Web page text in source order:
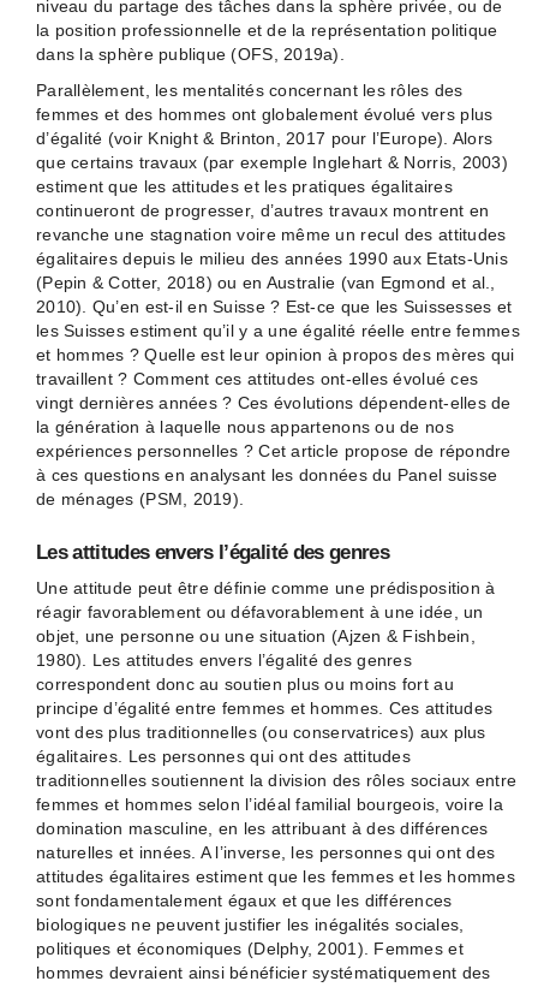
niveau du partage des tâches dans la sphère privée, ou de
la position professionnelle et de la représentation politique
dans la sphère publique (OFS, 2019a).
Parallèlement, les mentalités concernant les rôles des
femmes et des hommes ont globalement évolué vers plus
d’égalité (voir Knight & Brinton, 2017 pour l’Europe). Alors
que certains travaux (par exemple Inglehart & Norris, 2003)
estiment que les attitudes et les pratiques égalitaires
continueront de progresser, d’autres travaux montrent en
revanche une stagnation voire même un recul des attitudes
égalitaires depuis le milieu des années 1990 aux Etats-Unis
(Pepin & Cotter, 2018) ou en Australie (van Egmond et al.,
2010). Qu’en est-il en Suisse ? Est-ce que les Suissesses et
les Suisses estiment qu’il y a une égalité réelle entre femmes
et hommes ? Quelle est leur opinion à propos des mères qui
travaillent ? Comment ces attitudes ont-elles évolué ces
vingt dernières années ? Ces évolutions dépendent-elles de
la génération à laquelle nous appartenons ou de nos
expériences personnelles ? Cet article propose de répondre
à ces questions en analysant les données du Panel suisse
de ménages (PSM, 2019).
Les attitudes envers l’égalité des genres
Une attitude peut être définie comme une prédisposition à
réagir favorablement ou défavorablement à une idée, un
objet, une personne ou une situation (Ajzen & Fishbein,
1980). Les attitudes envers l’égalité des genres
correspondent donc au soutien plus ou moins fort au
principe d’égalité entre femmes et hommes. Ces attitudes
vont des plus traditionnelles (ou conservatrices) aux plus
égalitaires. Les personnes qui ont des attitudes
traditionnelles soutiennent la division des rôles sociaux entre
femmes et hommes selon l’idéal familial bourgeois, voire la
domination masculine, en les attribuant à des différences
naturelles et innées. A l’inverse, les personnes qui ont des
attitudes égalitaires estiment que les femmes et les hommes
sont fondamentalement égaux et que les différences
biologiques ne peuvent justifier les inégalités sociales,
politiques et économiques (Delphy, 2001). Femmes et
hommes devraient ainsi bénéficier systématiquement des